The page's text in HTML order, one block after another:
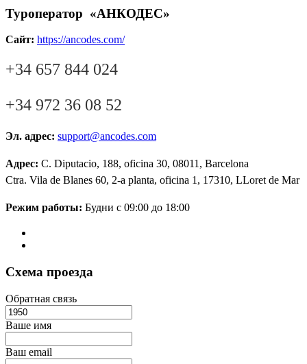
Туроператор «АНКОДЕС»
Сайт: https://ancodes.com/
+34 657 844 024
+34 972 36 08 52
Эл. адрес: support@ancodes.com
Адрес: C. Diputacio, 188, oficina 30, 08011, Barcelona
Ctra. Vila de Blanes 60, 2-a planta, oficina 1, 17310, LLoret de Mar
Режим работы: Будни с 09:00 до 18:00
Схема проезда
Обратная связь
Ваше имя
Ваш email